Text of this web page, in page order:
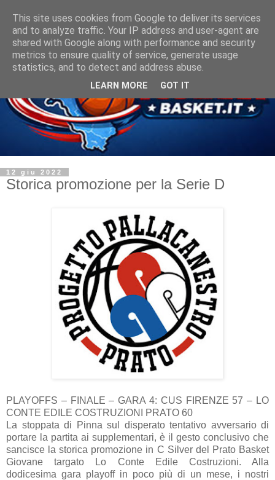
12 giu 2022
Storica promozione per la Serie D
PLAYOFFS – FINALE – GARA 4: CUS FIRENZE 57 – LO
CONTE EDILE COSTRUZIONI PRATO 60
La stoppata di Pinna sul disperato tentativo avversario di
portare la partita ai supplementari, è il gesto conclusivo che
sancisce la storica promozione in C Silver del Prato Basket
Giovane targato Lo Conte Edile Costruzioni. Alla
dodicesima gara playoff in poco più di un mese, i nostri
This site uses cookies from Google to deliver its services
and to analyze traffic. Your IP address and user-agent are
shared with Google along with performance and security
metrics to ensure quality of service, generate usage
statistics, and to detect and address abuse.
LEARN MORE GOT IT